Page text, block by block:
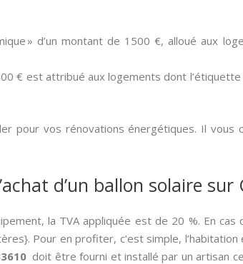
» d’un montant de 1500 €, alloué aux
€ est attribué aux logements dont
pour vos rénovations énergétiques. Il vous
d’un ballon solaire sur
la TVA appliquée est de 20 %. En
Pour en profiter, c’est simple,
doit être fourni et installé par un artisan